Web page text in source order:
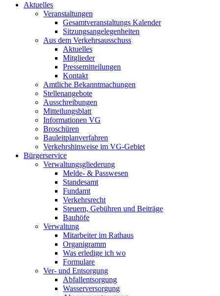
Aktuelles
Veranstaltungen
Gesamtveranstaltungs Kalender
Sitzungsangelegenheiten
Aus dem Verkehrsausschuss
Aktuelles
Mitglieder
Pressemitteilungen
Kontakt
Amtliche Bekanntmachungen
Stellenangebote
Ausschreibungen
Mitteilungsblatt
Informationen VG
Broschüren
Bauleitplanverfahren
Verkehrshinweise im VG-Gebiet
Bürgerservice
Verwaltungsgliederung
Melde- & Passwesen
Standesamt
Fundamt
Verkehrsrecht
Steuern, Gebühren und Beiträge
Bauhöfe
Verwaltung
Mitarbeiter im Rathaus
Organigramm
Was erledige ich wo
Formulare
Ver- und Entsorgung
Abfallentsorgung
Wasserversorgung